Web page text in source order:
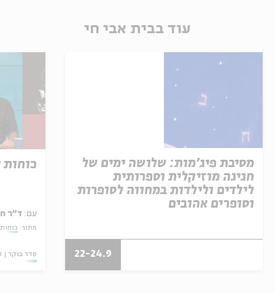
עוד בבית אבי חי
מסיבת פיג'מות: שלושה ימים של
חגיגה מוזיקלית וספרותית
לילדים ולילדות במחווה לסופרות
וסופרים אהובים
22-24.9
עם: ד"ר
מתוך:
סדר בוקר